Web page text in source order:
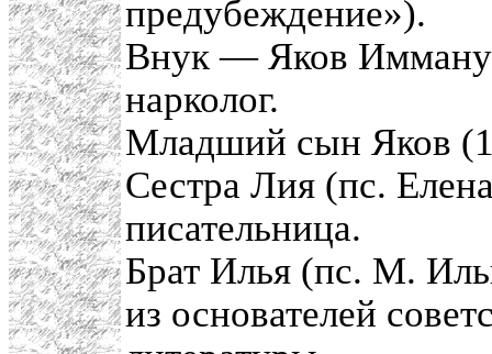
предубеждение»).
Внук — Яков
нарколог.
Младший сын Яков
Сестра Лия (пс.
писательница.
Брат Илья (пс. М.
из основателей